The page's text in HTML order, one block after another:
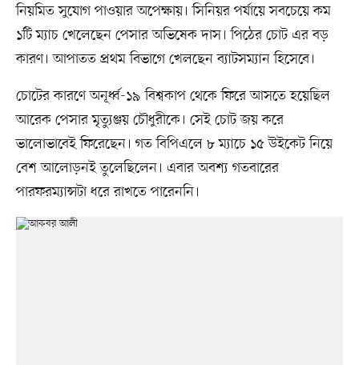
নিয়মিত সুযোগ পাওয়ার অপেক্ষায়। সিনিয়র পর্যায়ে সবচেয়ে কম
১টি ম্যাচ খেলেছেন পেসার অভিষেক দাস। পিঠের চোট এর বড়
কারণ। আপাতত প্রথম বিভাগে খেলছেন ব্যাটসম্যান হিসেবে।
চোটের কারণে অনূর্ধ্ব-১৯ বিশ্বকাপ থেকে ফিরে আসতে হয়েছিল
আরেক পেসার মৃত্যুঞ্জয় চৌধুরীকে। সেই চোট জয় করে
ভালোভাবেই ফিরেছেন। গত বিপিএলে ৮ ম্যাচে ১৫ উইকেট নিয়ে
বেশ আলোড়নই তুলেছিলেন। এবার অবশ্য গতবারের
পারফরম্যান্সটা ধরে রাখতে পারেননি।